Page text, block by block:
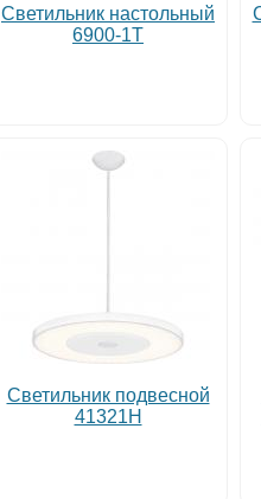
Светильник настольный
6900-1T
Светильник подвесной
41321H